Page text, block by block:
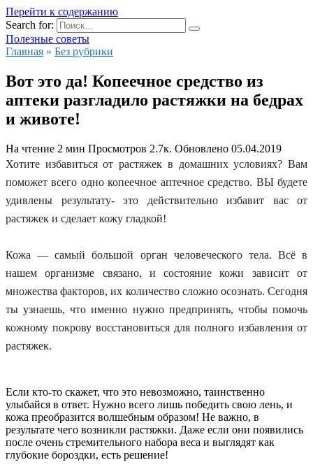
Перейти к содержанию
Search for:
Полезные советы
Главная » Без рубрики
Вот это да! Копеечное средство из
аптеки разгладило растяжки на бедрах
и животе!
На чтение 2 мин Просмотров 2.7к. Обновлено 05.04.2019
Хотите избавиться от растяжек в домашних условиях? Вам
поможет всего одно копеечное аптечное средство. ВЫ будете
удивлены результату- это действительно избавит вас от
растяжек и сделает кожу гладкой!
Кожа — самый большой орган человеческого тела. Всё в
нашем организме связано, и состояние кожи зависит от
множества факторов, их количество сложно осознать. Сегодня
ты узнаешь, что именно нужно предпринять, чтобы помочь
кожному покрову восстановиться для полного избавления от
растяжек.
Если кто-то скажет, что это невозможно, таинственно
улыбайся в ответ. Нужно всего лишь победить свою лень, и
кожа преобразится волшебным образом! Не важно, в
результате чего возникли растяжки. Даже если они появились
после очень стремительного набора веса и выглядят как
глубокие бороздки, есть решение!